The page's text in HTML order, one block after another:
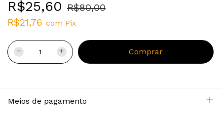
R$25,60 R$80,00
R$21,76 com Pix
Meios de pagamento